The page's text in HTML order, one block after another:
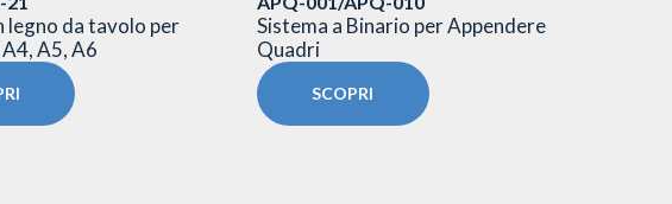
legno da tavolo per
A5, A6
Sistema a Binario per Appendere
Quadri
SCOPRI